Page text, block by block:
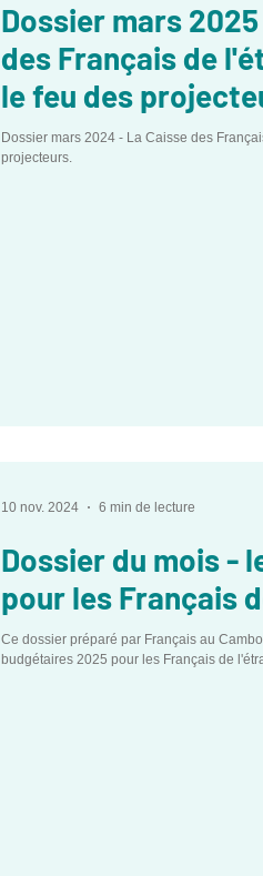
Dossier mars
des Français de
le feu des
Dossier mars 2024 - La Caisse des
projecteurs.
Dossier du mois -
pour les Français
Ce dossier préparé par Français au
budgétaires 2025 pour les Français de
10 nov. 2024 6 min de lecture